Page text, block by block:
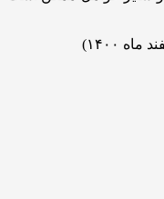
۱۴۰۰)